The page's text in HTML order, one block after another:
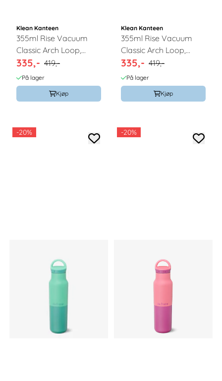
Klean Kanteen
355ml Rise Vacuum
Classic Arch Loop,
Barely Blue / Klean
Kanteen
335,- 419,-
På lager
Kjøp
Klean Kanteen
355ml Rise Vacuum
Classic Arch Loop,
Black / Klean Kanteen
335,- 419,-
På lager
Kjøp
-20% -20%